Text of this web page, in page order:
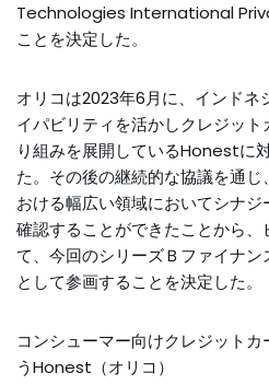
Technologies International
ことを決定した。
オリコは2023年6月に、インドネ
イパビリティを活かしクレジッ
り組みを展開しているHonestに
た。その後の継続的な協議を通
おける幅広い領域においてシナ
確認することができたことから
て、今回のシリーズＢファイナ
として参画することを決定した。
コンシューマー向けクレジット
うHonest（オリコ）